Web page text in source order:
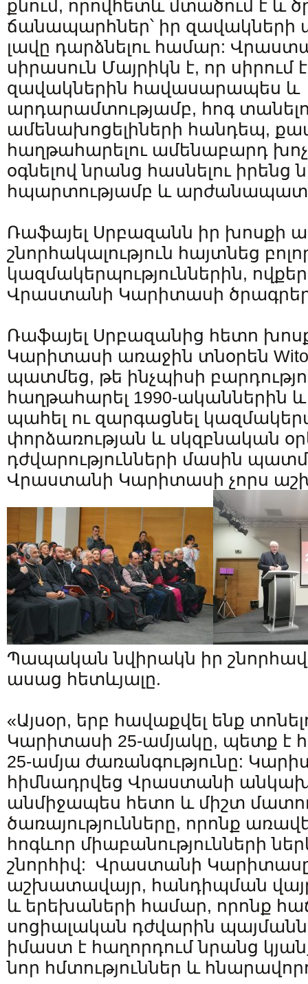
քնում, որովհետև մտածում է և
ճանապարհներ՝ իր զավակների
լավը դարձնելու համար:
սիրասուն Մայրիկն է, որ սիրում
զավակներին հավասարապես և
արդարամտությամբ, հոգ
ամենախոցելիների հանդեպ,
հաղթահարելու ամենաբարդ
օգնելով նրանց հասնելու
հպարտությամբ և
Ռաֆայել Սրբազանն իր խոսքի
շնորհակալություն հայտնեց
կազմակերպություններին,
Վրաստանի Կարիտասի
Ռաֆայել Սրբազանից հետո
Կարիտասի առաջին տնօրեն
պատմեց, թե ինչպիսի
հաղթահարել 1990-ականներին
պահել ու զարգացնել
փորձառության և սկզբնական
դժվարությունների մասին
Վրաստանի Կարիտասի չորս
Պապական նվիրակն իր
ասաց հետևյալը.
«Այսօր, երբ հավաքվել ենք
Կարիտասի 25-ամյակը, պետք է
25-ամյա ժառանգությունը:
հիմնադրվեց Վրաստանի
անմիջապես հետո և միշտ
ծառայությունները, որոնք
հոգևոր միաբանությունների
շնորհիվ: Վրաստանի Կարիտասը
աշխատավայր, հանդիպման
և երեխաների համար, որոնք
սոցիալական դժվարին
իմաստ է հաղորդում նրանց
նոր հմտություններ և